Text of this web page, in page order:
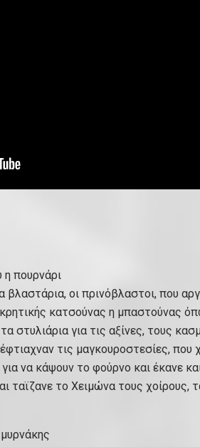
η πουρνάρι
βλαστάρια, οι πρινόβλαστοι, που
κατσούνας η μπαστούνας
τα στυλιάρια για τις αξίνες, τους
τις μαγκουροστεσίες,
να κάψουν το φούρνο και έκανε
ταϊζανε το Χειμώνα τους χοίρους,